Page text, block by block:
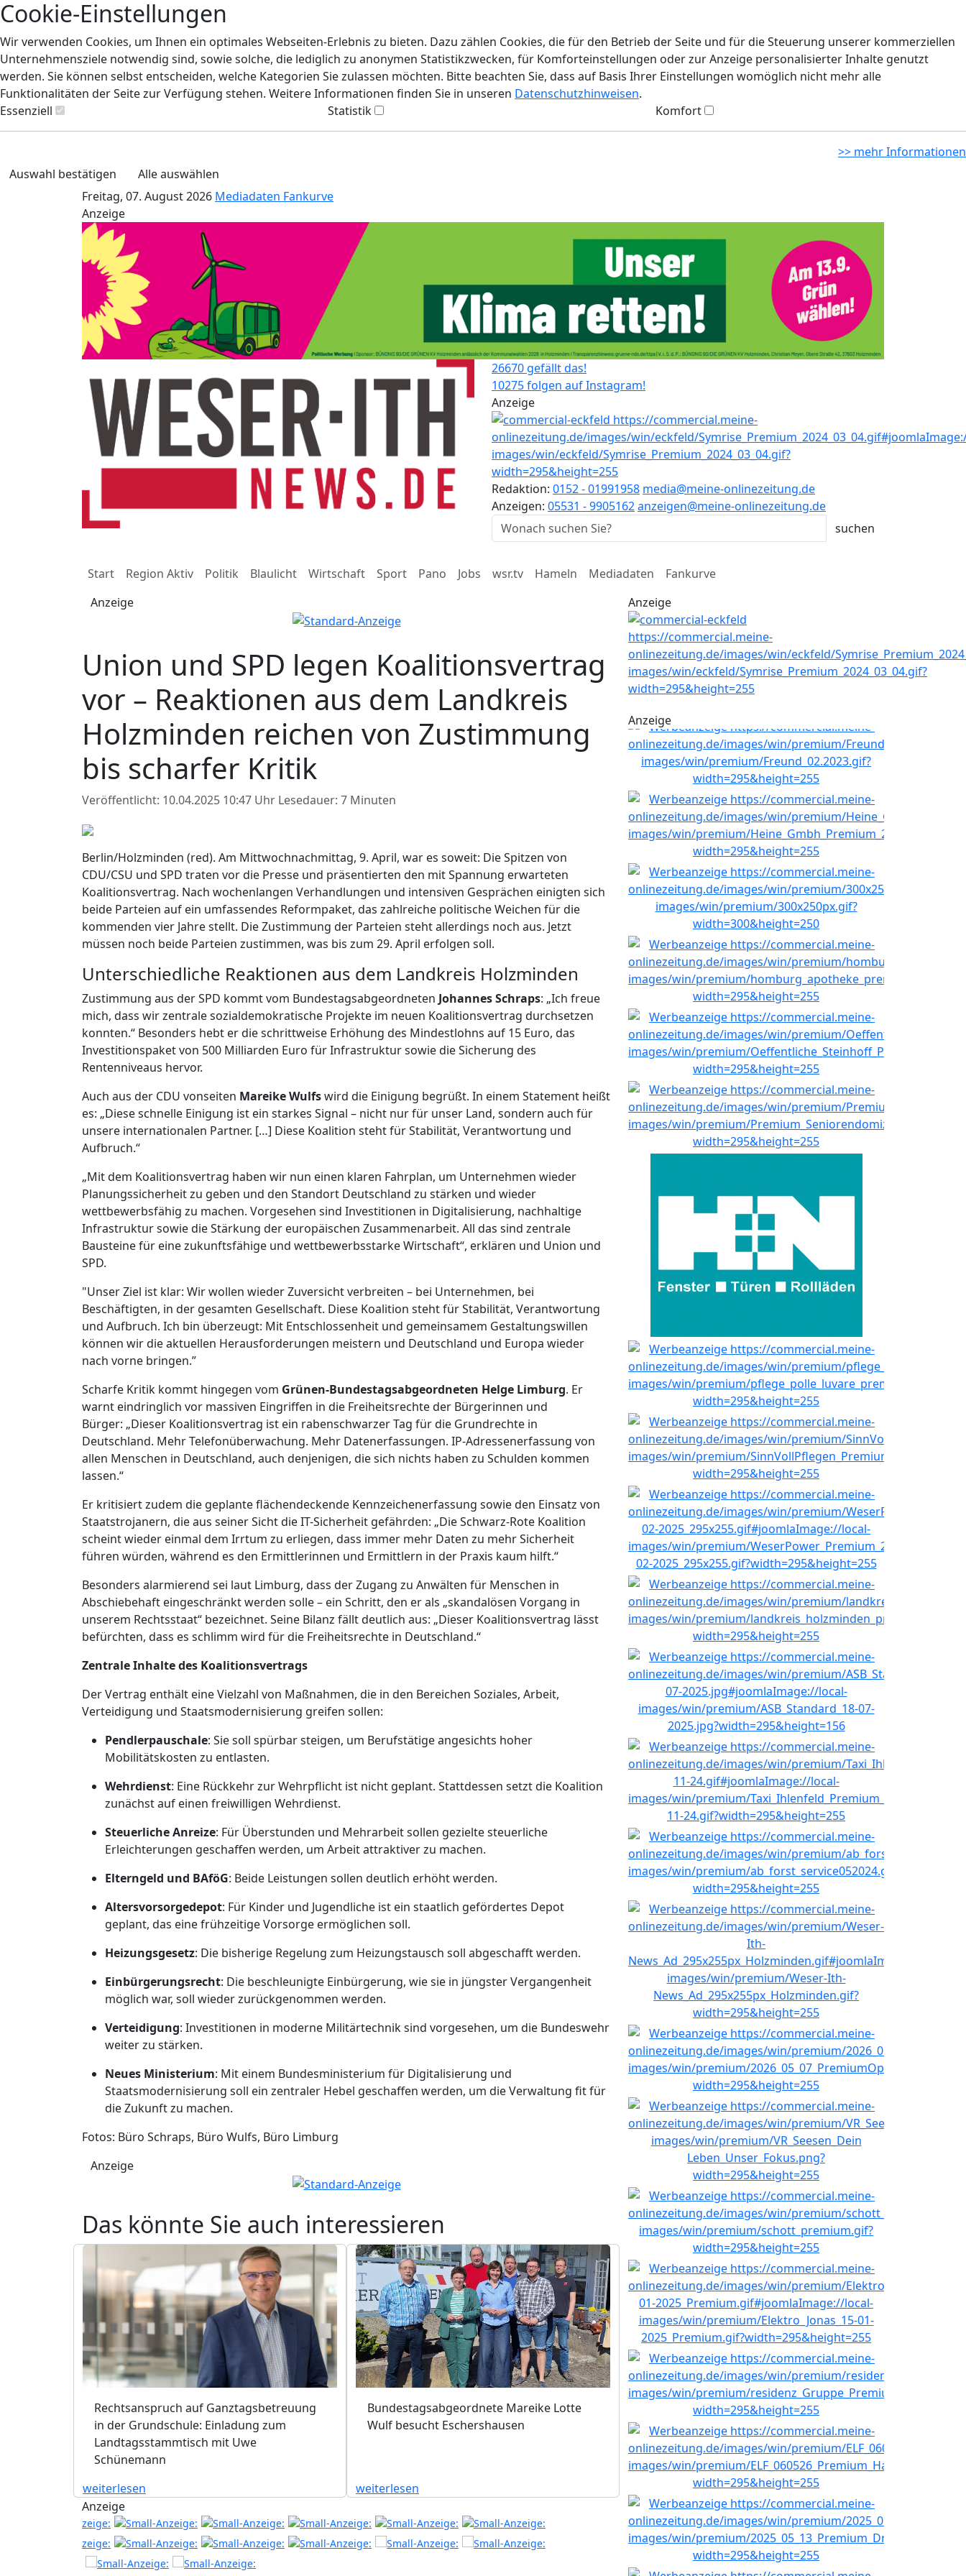
Cookie-Einstellungen
Wir verwenden Cookies, um Ihnen ein optimales Webseiten-Erlebnis zu bieten. Dazu zählen Cookies, die für den Betrieb der Seite und für die Steuerung unserer kommerziellen
Unternehmensziele notwendig sind, sowie solche, die lediglich zu anonymen Statistikzwecken, für Komforteinstellungen oder zur Anzeige personalisierter Inhalte genutzt
werden. Sie können selbst entscheiden, welche Kategorien Sie zulassen möchten. Bitte beachten Sie, dass auf Basis Ihrer Einstellungen womöglich nicht mehr alle
Funktionalitäten der Seite zur Verfügung stehen. Weitere Informationen finden Sie in unseren Datenschutzhinweisen.
Essenziell
Statistik Komfort
>> mehr Informationen
Auswahl bestätigen
Alle auswählen
Freitag, 07. August 2026 Mediadaten Fankurve
Anzeige
26670 gefällt das!
10275 folgen auf Instagram!
Anzeige
Redaktion: 0152 - 01991958 media@meine-onlinezeitung.de
Anzeigen: 05531 - 9905162anzeigen@meine-onlinezeitung.de
Start Region Aktiv Politik Blaulicht Wirtschaft Sport Pano Jobs wsr.tv Hameln Mediadaten
Fankurve
Anzeige
Union und SPD legen Koalitionsvertrag
vor – Reaktionen aus dem Landkreis
Holzminden reichen von Zustimmung
bis scharfer Kritik
Veröffentlicht: 10.04.2025 10:47 Uhr Lesedauer: 7 Minuten
Berlin/Holzminden (red). Am Mittwochnachmittag, 9. April, war es soweit: Die Spitzen von
CDU/CSU und SPD traten vor die Presse und präsentierten den mit Spannung erwarteten
Koalitionsvertrag. Nach wochenlangen Verhandlungen und intensiven Gesprächen einigten sich
beide Parteien auf ein umfassendes Reformpaket, das zahlreiche politische Weichen für die
kommenden vier Jahre stellt. Die Zustimmung der Parteien steht allerdings noch aus. Jetzt
müssen noch beide Parteien zustimmen, was bis zum 29. April erfolgen soll.
Unterschiedliche Reaktionen aus dem Landkreis Holzminden
Zustimmung aus der SPD kommt vom Bundestagsabgeordneten Johannes Schraps: „Ich freue
mich, dass wir zentrale sozialdemokratische Projekte im neuen Koalitionsvertrag durchsetzen
konnten.“ Besonders hebt er die schrittweise Erhöhung des Mindestlohns auf 15 Euro, das
Investitionspaket von 500 Milliarden Euro für Infrastruktur sowie die Sicherung des
Rentenniveaus hervor.
Auch aus der CDU vonseiten Mareike Wulfswird die Einigung begrüßt. In einem Statement heißt
es: „Diese schnelle Einigung ist ein starkes Signal – nicht nur für unser Land, sondern auch für
unsere internationalen Partner. […] Diese Koalition steht für Stabilität, Verantwortung und
Aufbruch.“
„Mit dem Koalitionsvertrag haben wir nun einen klaren Fahrplan, um Unternehmen wieder
Planungssicherheit zu geben und den Standort Deutschland zu stärken und wieder
wettbewerbsfähig zu machen. Vorgesehen sind Investitionen in Digitalisierung, nachhaltige
Infrastruktur sowie die Stärkung der europäischen Zusammenarbeit. All das sind zentrale
Bausteine für eine zukunftsfähige und wettbewerbsstarke Wirtschaft“, erklären und Union und
SPD.
"Unser Ziel ist klar: Wir wollen wieder Zuversicht verbreiten – bei Unternehmen, bei
Beschäftigten, in der gesamten Gesellschaft. Diese Koalition steht für Stabilität, Verantwortung
und Aufbruch. Ich bin überzeugt: Mit Entschlossenheit und gemeinsamem Gestaltungswillen
können wir die aktuellen Herausforderungen meistern und Deutschland und Europa wieder
nach vorne bringen.”
Scharfe Kritik kommt hingegen vom Grünen-Bundestagsabgeordneten Helge Limburg. Er
warnt eindringlich vor massiven Eingriffen in die Freiheitsrechte der Bürgerinnen und
Bürger: „Dieser Koalitionsvertrag ist ein rabenschwarzer Tag für die Grundrechte in
Deutschland. Mehr Telefonüberwachung. Mehr Datenerfassungen. IP-Adressenerfassung von
allen Menschen in Deutschland, auch denjenigen, die sich nichts haben zu Schulden kommen
lassen.“
Er kritisiert zudem die geplante flächendeckende Kennzeichenerfassung sowie den Einsatz von
Staatstrojanern, die aus seiner Sicht die IT-Sicherheit gefährden: „Die Schwarz-Rote Koalition
scheint wieder einmal dem Irrtum zu erliegen, dass immer mehr Daten zu mehr Sicherheit
führen würden, während es den Ermittlerinnen und Ermittlern in der Praxis kaum hilft.“
Besonders alarmierend sei laut Limburg, dass der Zugang zu Anwälten für Menschen in
Abschiebehaft eingeschränkt werden solle – ein Schritt, den er als „skandalösen Vorgang in
unserem Rechtsstaat“ bezeichnet. Seine Bilanz fällt deutlich aus: „Dieser Koalitionsvertrag lässt
befürchten, dass es schlimm wird für die Freiheitsrechte in Deutschland.“
Zentrale Inhalte des Koalitionsvertrags
Der Vertrag enthält eine Vielzahl von Maßnahmen, die in den Bereichen Soziales, Arbeit,
Verteidigung und Staatsmodernisierung greifen sollen:
Pendlerpauschale: Sie soll spürbar steigen, um Berufstätige angesichts hoher
Mobilitätskosten zu entlasten.
Wehrdienst: Eine Rückkehr zur Wehrpflicht ist nicht geplant. Stattdessen setzt die Koalition
zunächst auf einen freiwilligen Wehrdienst.
Steuerliche Anreize: Für Überstunden und Mehrarbeit sollen gezielte steuerliche
Erleichterungen geschaffen werden, um Arbeit attraktiver zu machen.
Elterngeld und BAföG: Beide Leistungen sollen deutlich erhöht werden.
Altersvorsorgedepot: Für Kinder und Jugendliche ist ein staatlich gefördertes Depot
geplant, das eine frühzeitige Vorsorge ermöglichen soll.
Heizungsgesetz: Die bisherige Regelung zum Heizungstausch soll abgeschafft werden.
Einbürgerungsrecht: Die beschleunigte Einbürgerung, wie sie in jüngster Vergangenheit
möglich war, soll wieder zurückgenommen werden.
Verteidigung: Investitionen in moderne Militärtechnik sind vorgesehen, um die Bundeswehr
weiter zu stärken.
Neues Ministerium: Mit einem Bundesministerium für Digitalisierung und
Staatsmodernisierung soll ein zentraler Hebel geschaffen werden, um die Verwaltung fit für
die Zukunft zu machen.
Fotos: Büro Schraps, Büro Wulfs, Büro Limburg
Anzeige
Das könnte Sie auch interessieren
Rechtsanspruch auf Ganztagsbetreuung
in der Grundschule: Einladung zum
Landtagsstammtisch mit Uwe
Schünemann
weiterlesen
Bundestagsabgeordnete Mareike Lotte
Wulf besucht Eschershausen
weiterlesen
Anzeige
Anzeige
Anzeige